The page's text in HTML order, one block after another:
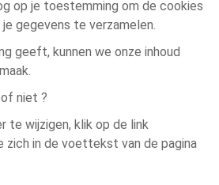
op je toestemming om de cookies
gegevens te verzamelen.
geeft, kunnen we onze inhoud
niet ?
te wijzigen, klik op de link
zich in de voettekst van de pagina
één
verkoopsvoorwaarden
bepalingen
Persoonsgegevens